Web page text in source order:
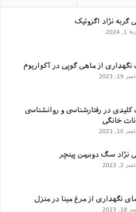
سگ ها
سگ بسیار خطرناک است و حتی
خشک هم برای سگ ممنوع بوده و
مرگ حیوان می‌شود.
باعث ایجاد مشکلات گوارشی در سگ
ایجاد مسمومیت می‌کند. خوردن
مثل اسهال و استفراغ در سگ را به
برای سگ ها
گربه نژاد اگزوتیک
2024
نگهداری از ماهی گوپی در آکواریوم
2023
کلیدی در رفتارشناسی و روانشناسی
خانگی
2023
نژاد سگ دوبرمن پینچر
2, 2023
نگهداری از مرغ مینا در منزل